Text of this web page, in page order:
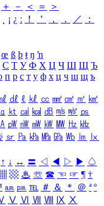
＋ － ＜ ＝
＞
¡ ¿ ː ！ ＇ ， ． ／
：
œ ß þ ŧ ŋ ŉ
С Т У Ф Х Ц Ч Ш Щ Ъ
п р с т у ф х ц ч ш щ ъ
㎗ ℓ ㎘ ㏄ ㎣ ㎤ ㎥ ㎦
㏏ ㎈ ㎉ ㏈ ㎧ ㎨ ㎰
㎺ ㎻ ㎽ ㎾ ㎿ ㎐ ㎑
㏛ ㎩ ㎪ ㎫ ㎬ ㏝ ㏐
㏓
↑ ↓ ↔ 〓 ◁ ◀ ▷ ▶ ♤
▩ ♨ ☏ ☎ ☜ ☞ ¶ †
㏂ ㏘ ℡ ＃ ＆ ＊ ＠ ª º
Ⅴ Ⅵ Ⅶ Ⅷ Ⅸ Ⅹ